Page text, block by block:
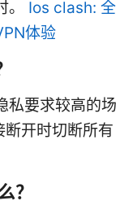
。 Ios clash: 全
体验
私要求较高的场
开时切断所有
？